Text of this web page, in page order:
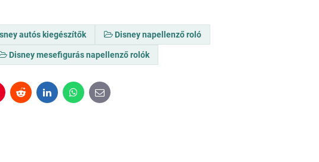
autós kiegészítők Disney napellenző roló
Disney mesefigurás napellenző rolók
RedditLinkedInWhatsApp
E-
mail